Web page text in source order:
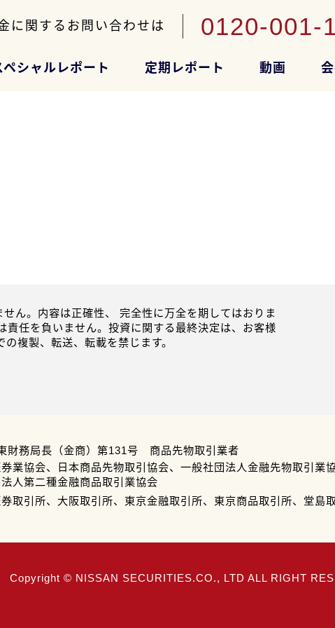
に関するお問い合わせは 0120-001-
ペシャルレポート 定期レポート 動画
ん。内容は正確性、 完全性に万全を期してはおりま
任を負いません。投資に関する最終決定は、お客様
複製、転送、転載を禁じます。
財務局長（金商）第131号 商品先物取引業者
券業協会、日本商品先物取引協会、一般社団法人金融先物取引業
人第二種金融商品取引業協会
取引所、大阪取引所、東京金融取引所、東京商品取引所、堂島
Copyright © NISSAN SECURITIES.CO., LTD ALL RIGHT